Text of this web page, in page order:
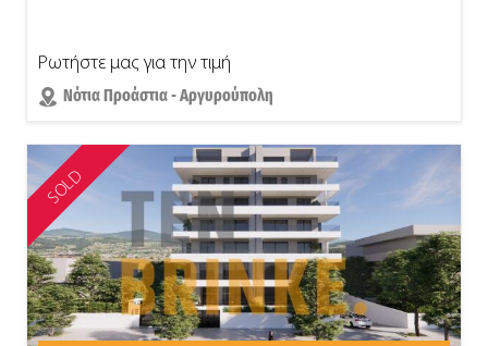
Ρωτήστε μας για την τιμή
Νότια Προάστια - Αργυρούπολη
SOLD